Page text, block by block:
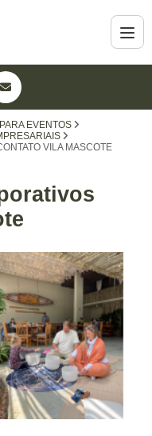
EVENTOS
VILA MASCOTE